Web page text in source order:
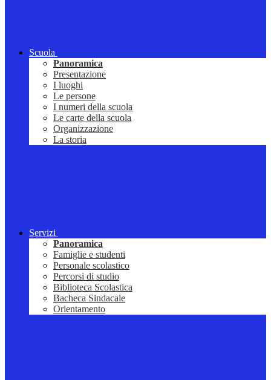
Scuola
Panoramica
Presentazione
I luoghi
Le persone
I numeri della scuola
Le carte della scuola
Organizzazione
La storia
Servizi
Panoramica
Famiglie e studenti
Personale scolastico
Percorsi di studio
Biblioteca Scolastica
Bacheca Sindacale
Orientamento